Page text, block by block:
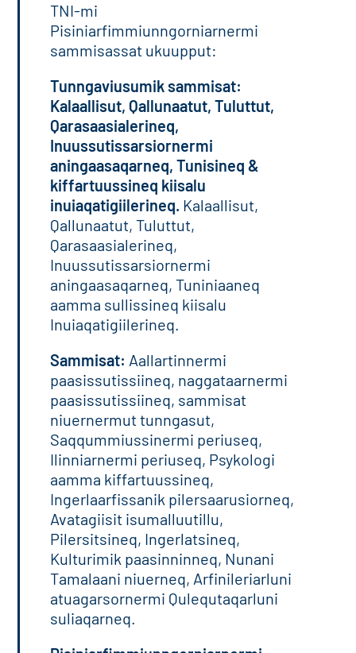
TNI-mi
Pisiniarfimmiunngorniarnermi
sammisassat ukuupput:
Tunngaviusumik sammisat:
Kalaallisut, Qallunaatut, Tuluttut,
Qarasaasialerineq,
Inuussutissarsiornermi
aningaasaqarneq, Tunisineq &
kiffartuussineq kiisalu
inuiaqatigiilerineq. Kalaallisut,
Qallunaatut, Tuluttut,
Qarasaasialerineq,
Inuussutissarsiornermi
aningaasaqarneq, Tuniniaaneq
aamma sullissineq kiisalu
Inuiaqatigiilerineq.
Sammisat: Aallartinnermi
paasissutissiineq, naggataarnermi
paasissutissiineq, sammisat
niuernermut tunngasut,
Saqqummiussinermi periuseq,
Ilinniarnermi periuseq, Psykologi
aamma kiffartuussineq,
Ingerlaarfissanik pilersaarusiorneq,
Avatagiisit isumalluutillu,
Pilersitsineq, Ingerlatsineq,
Kulturimik paasinninneq, Nunani
Tamalaani niuerneq, Arfinileriarluni
atuagarsornermi Qulequtaqarluni
suliaqarneq.